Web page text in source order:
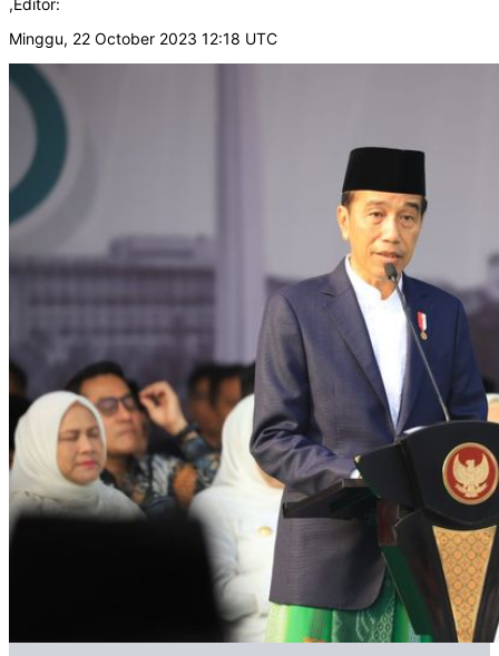
Minggu, 22 October 2023 12:18 UTC